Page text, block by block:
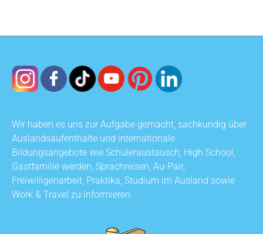
Wir haben es uns zur Aufgabe gemacht, sachkundig über
Auslandsaufenthalte und internationale
Bildungsangebote wie Schüleraustausch, High School,
Gastfamilie werden, Sprachreisen, Au-Pair,
Freiwilligenarbeit, Praktika, Studium im Ausland sowie
Work & Travel zu informieren.